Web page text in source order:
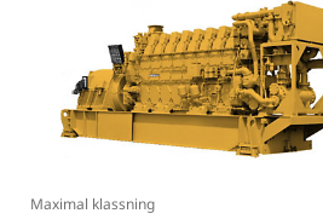
Maximal klassning